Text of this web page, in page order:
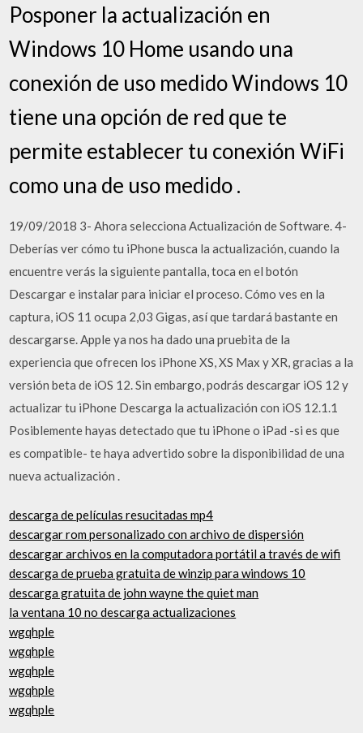
Posponer la actualización en
Windows 10 Home usando una
conexión de uso medido Windows 10
tiene una opción de red que te
permite establecer tu conexión WiFi
como una de uso medido .
19/09/2018 3- Ahora selecciona Actualización de Software. 4-
Deberías ver cómo tu iPhone busca la actualización, cuando la
encuentre verás la siguiente pantalla, toca en el botón
Descargar e instalar para iniciar el proceso. Cómo ves en la
captura, iOS 11 ocupa 2,03 Gigas, así que tardará bastante en
descargarse. Apple ya nos ha dado una pruebita de la
experiencia que ofrecen los iPhone XS, XS Max y XR, gracias a la
versión beta de iOS 12. Sin embargo, podrás descargar iOS 12 y
actualizar tu iPhone Descarga la actualización con iOS 12.1.1
Posiblemente hayas detectado que tu iPhone o iPad -si es que
es compatible- te haya advertido sobre la disponibilidad de una
nueva actualización .
descarga de películas resucitadas mp4
descargar rom personalizado con archivo de dispersión
descargar archivos en la computadora portátil a través de wifi
descarga de prueba gratuita de winzip para windows 10
descarga gratuita de john wayne the quiet man
la ventana 10 no descarga actualizaciones
wgqhple
wgqhple
wgqhple
wgqhple
wgqhple